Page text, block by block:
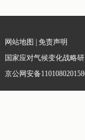
网站地图
免责声明
国家应对气候变化战略
京公网安备